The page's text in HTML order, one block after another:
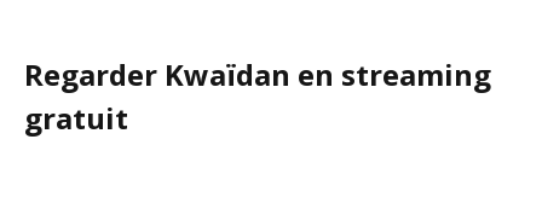
Regarder Kwaïdan en streaming
gratuit